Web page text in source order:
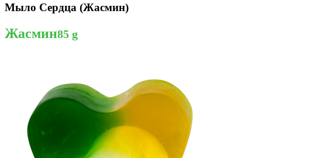
Мыло Сердца (Жасмин)
Жасмин85 g